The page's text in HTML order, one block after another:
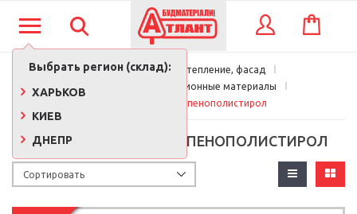
Выбрать регион (склад):
ХАРЬКОВ
КИЕВ
ДНЕПР
КОРЗИНА
Главная
Кровля, утепление, фасад
Утеплители и изоляционные материалы
Экструдированный пенополистирол
ЭКСТРУДИРОВАННЫЙ ПЕНОПОЛИСТИРОЛ